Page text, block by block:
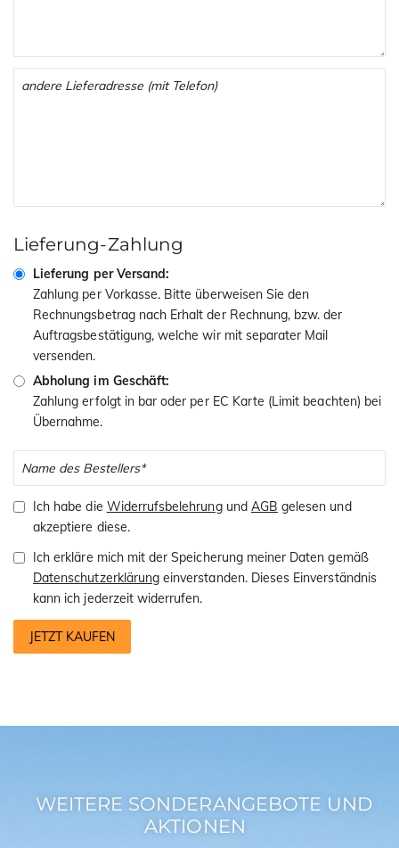
Lieferung-Zahlung
Lieferung per Versand:
Zahlung per Vorkasse. Bitte überweisen Sie den
Rechnungsbetrag nach Erhalt der Rechnung, bzw. der
Auftragsbestätigung, welche wir mit separater Mail
versenden.
Abholung im Geschäft:
Zahlung erfolgt in bar oder per EC Karte (Limit beachten) bei
Übernahme.
Ich habe die Widerrufsbelehrungund AGB gelesen und
akzeptiere diese.
Ich erkläre mich mit der Speicherung meiner Daten gemäß
Datenschutzerklärung einverstanden. Dieses Einverständnis
kann ich jederzeit widerrufen.
JETZT KAUFEN
WEITERE SONDERANGEBOTE UND
AKTIONEN